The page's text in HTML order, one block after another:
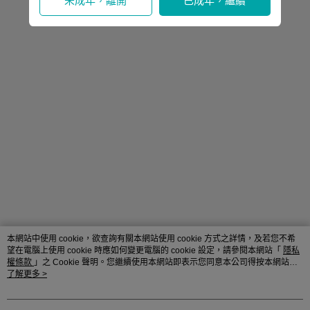
本網站中使用 cookie，欲查詢有關本網站使用 cookie 方式之詳情，及若您不希
望在電腦上使用 cookie 時應如何變更電腦的 cookie 設定，請參閱本網站「 隱私
權條款 」之 Cookie 聲明。您繼續使用本網站即表示您同意本公司得按本網站使
用條款之 Cookie 聲明使用 cookie。
了解更多 >